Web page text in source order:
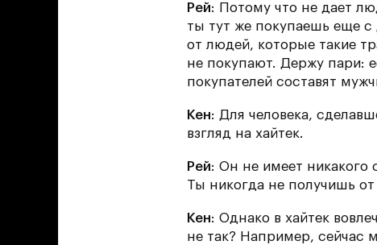
Рей: Потому что не дает
ты тут же покупаешь еще
от людей, которые такие
не покупают. Держу пари:
покупателей составят
Кен: Для человека,
взгляд на хайтек.
Рей: Он не имеет никакого
Ты никогда не получишь
Кен: Однако в хайтек
не так? Например, сейчас